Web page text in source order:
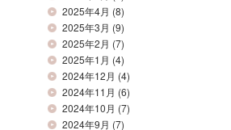
2025年4月 (8)
2025年3月 (9)
2025年2月 (7)
2025年1月 (4)
2024年12月 (4)
2024年11月 (6)
2024年10月 (7)
2024年9月 (7)